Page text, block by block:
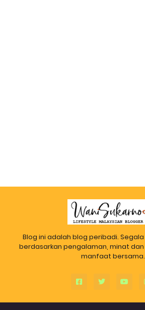
Blog ini adalah blog peribadi.
berdasarkan pengalaman, minat
manfaat bersama.